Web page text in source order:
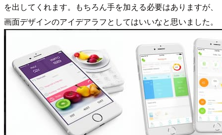
を出してくれます。もちろん手を加える必要はありますが、
画面デザインのアイデアラフとしてはいいなと思いました。